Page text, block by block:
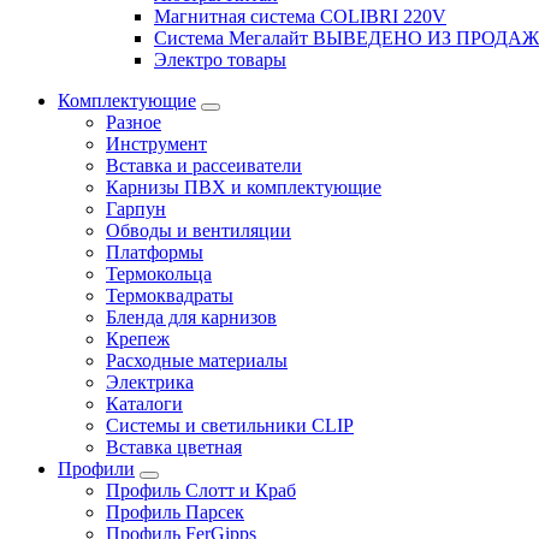
Магнитная система COLIBRI 220V
Система Мегалайт ВЫВЕДЕНО ИЗ
Электро товары
Комплектующие
Разное
Инструмент
Вставка и рассеиватели
Карнизы ПВХ и комплектующие
Гарпун
Обводы и вентиляции
Платформы
Термокольца
Термоквадраты
Бленда для карнизов
Крепеж
Расходные материалы
Электрика
Каталоги
Системы и светильники CLIP
Вставка цветная
Профили
Профиль Слотт и Краб
Профиль Парсек
Профиль FerGipps